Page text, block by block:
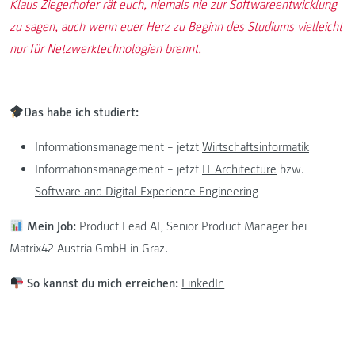
Klaus Ziegerhofer rät euch, niemals nie zur Softwareentwicklung
zu sagen, auch wenn euer Herz zu Beginn des Studiums vielleicht
nur für Netzwerktechnologien brennt.
Das habe ich studiert:
Informationsmanagement – jetzt Wirtschaftsinformatik
Informationsmanagement – jetzt IT Architecture bzw.
Software and Digital Experience Engineering
Mein Job: Product Lead AI, Senior Product Manager bei
Matrix42 Austria GmbH in Graz.
So kannst du mich erreichen: LinkedIn